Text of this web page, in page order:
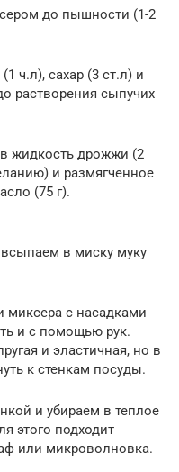
до пышности (1-2
ч.л), сахар (3 ст.л) и
растворения сыпучих
жидкость дрожжи (2
и размягченное
(75 г).
в миску муку
с насадками
и с помощью рук.
и эластичная, но в
к стенкам посуды.
и убираем в теплое
этого подходит
или микроволновка.